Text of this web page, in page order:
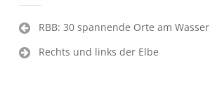
Beitragsnavigation
RBB: 30 spannende Orte am Wasser
Rechts und links der Elbe